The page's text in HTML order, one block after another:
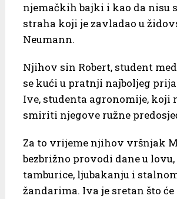
njemačkih bajki i kao da nisu
straha koji je zavladao u
Neumann.
Njihov sin Robert, student
se kući u pratnji najboljeg
Ive, studenta agronomije, koji
smiriti njegove ružne
Za to vrijeme njihov vršnjak
bezbrižno provodi dane u
tamburice, ljubakanju i
žandarima. Iva je sretan što